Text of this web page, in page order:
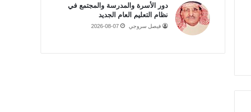
دور الأسرة والمدرسة والمجتمع في
نظام التعليم العام الجديد
فيصل سروجي 2026-08-07